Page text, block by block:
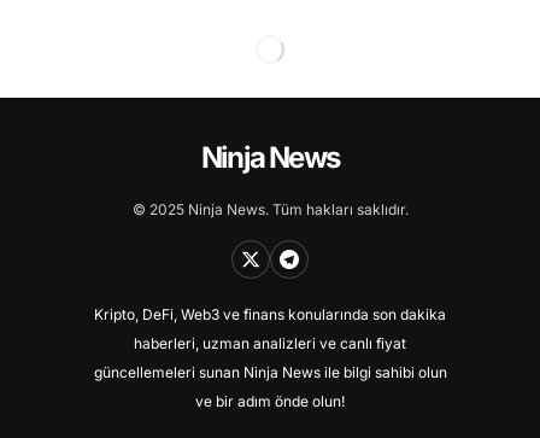
Ninja News
© 2025 Ninja News. Tüm hakları saklıdır.
Kripto, DeFi, Web3 ve finans konularında son dakika
haberleri, uzman analizleri ve canlı fiyat
güncellemeleri sunan Ninja News ile bilgi sahibi olun
ve bir adım önde olun!